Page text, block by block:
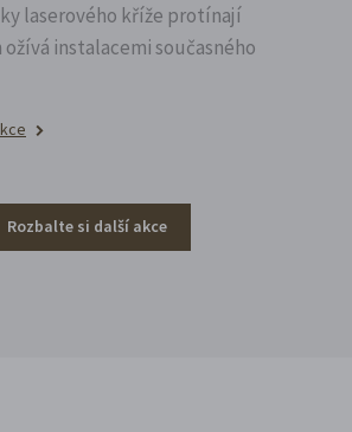
laserového kříže protínají
instalacemi současného
Rozbalte si další akce